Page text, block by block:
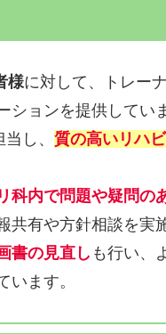
様に対して、トレー
ションを提供してい
し、 質の高いリハ
科内で問題や疑問の
共有や方針相談を実
書の見直し も行い、
います。